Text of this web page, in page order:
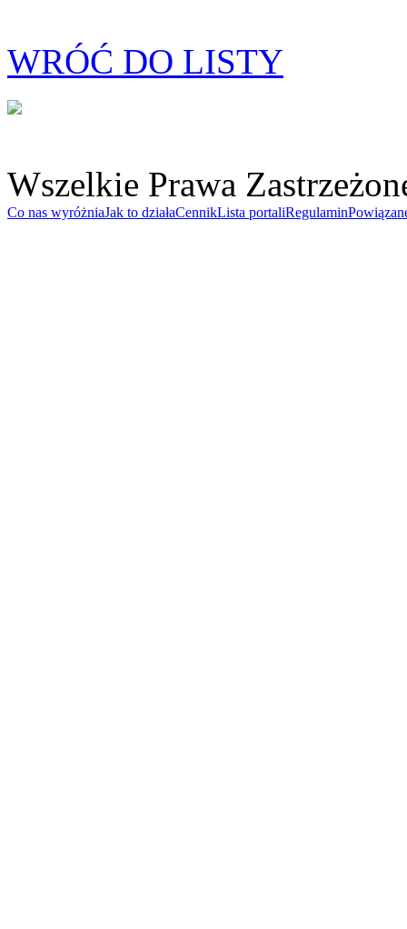
WRÓĆ DO LISTY
Wszelkie Prawa
Co nas wyróżniaJak to działaCennikLista portaliRegulamin